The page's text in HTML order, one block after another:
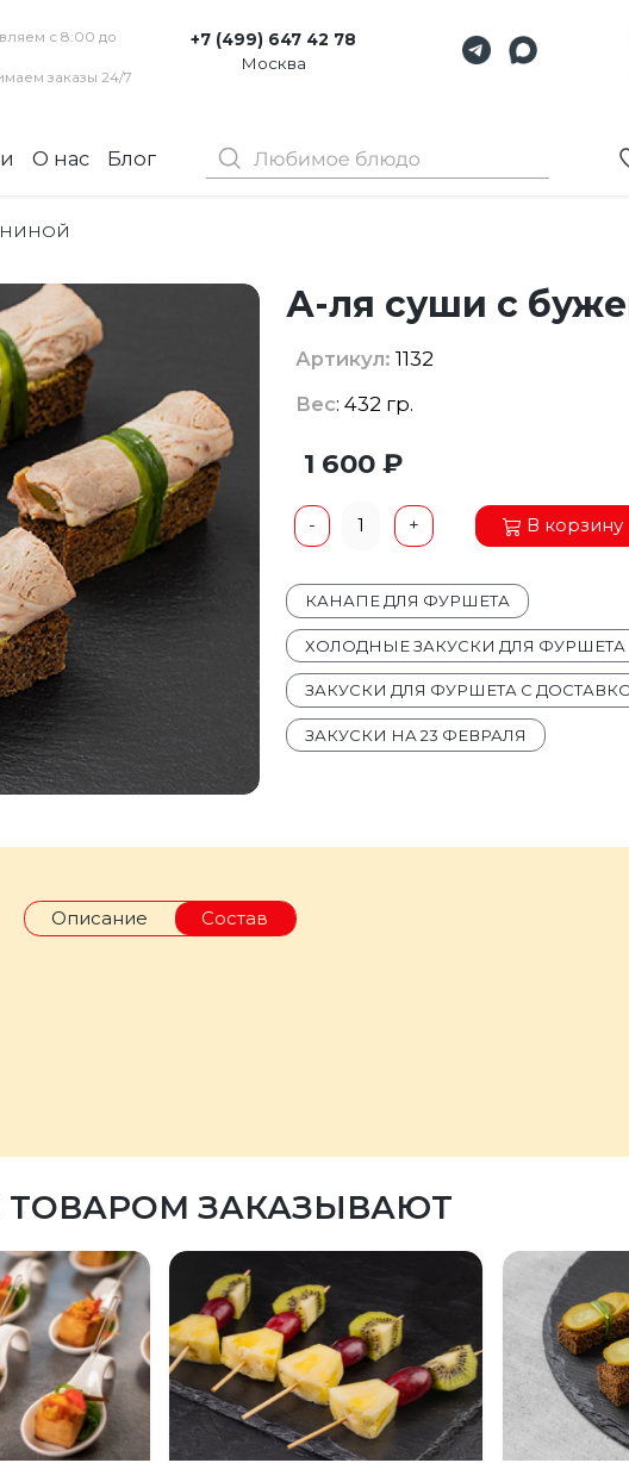
с 8:00 до
заказы 24/7
+7 (499) 647 42 78
Москва
О нас Блог Контакты
А-ля суши с
Артикул: 1132
Вес: 432 гр.
1 600 ₽
- 1 + В корзину
КАНАПЕ ДЛЯ ФУРШЕТА
ХОЛОДНЫЕ ЗАКУСКИ ДЛЯ ФУРШЕТА
ЗАКУСКИ ДЛЯ ФУРШЕТА С
ЗАКУСКИ НА 23 ФЕВРАЛЯ
Описание Состав
ТОВАРОМ ЗАКАЗЫВАЮТ